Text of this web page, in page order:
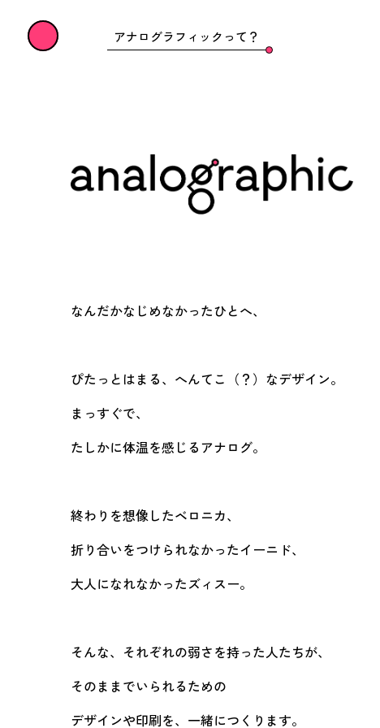
アナログラフィックって？
なんだかなじめなかったひとへ、
ぴたっとはまる、へんてこ（？）なデザイン。
まっすぐで、
たしかに体温を感じるアナログ。
終わりを想像したベロニカ、
折り合いをつけられなかったイーニド、
大人になれなかったズィスー。
そんな、それぞれの弱さを持った人たちが、
そのままでいられるための
デザインや印刷を、一緒につくります。